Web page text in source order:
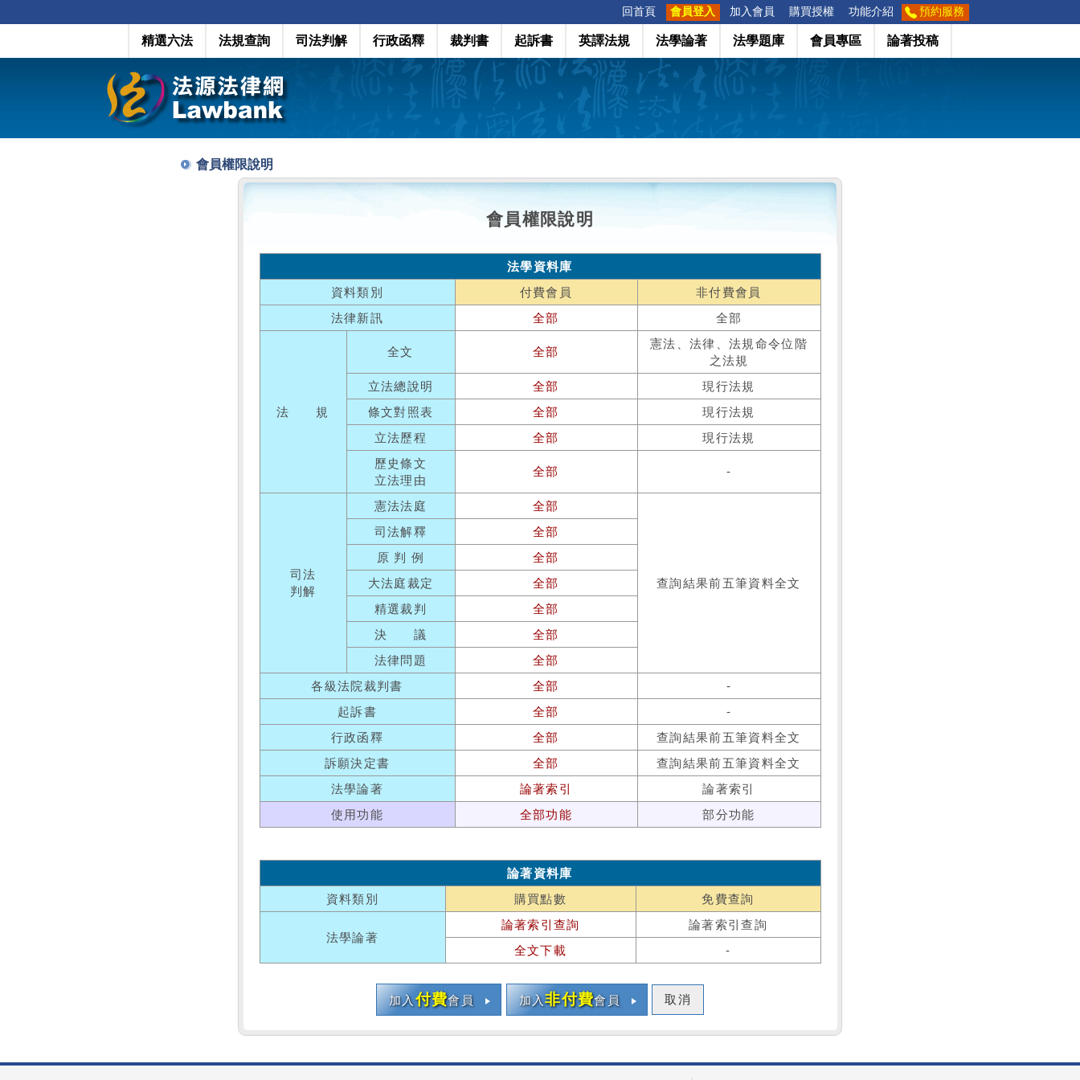
回首頁 會員登入 加入會員 購買授權 功能介紹 預約服務
精選六法 法規查詢 司法判解 行政函釋 裁判書 起訴書 英譯法規 法學論著 法學題庫 會員專區 論著投稿
會員權限說明
會員權限說明
法學資料庫
資料類別
付費會員
非付費會員
法律新訊
全部 全部
法 規
全文 全部
憲法、法律、法規命令位階
之法規
立法總說明
全部
現行法規
條文對照表
全部
現行法規
立法歷程
全部
現行法規
歷史條文
立法理由
全部 -
司法
判解
憲法法庭 全部
查詢結果前五筆資料全文
司法解釋
全部
原 判 例
全部
大法庭裁定
全部
精選裁判
全部
決 議
全部
法律問題
全部
各級法院裁判書
全部
-
起訴書
全部
-
行政函釋
全部
查詢結果前五筆資料全文
訴願決定書
全部
查詢結果前五筆資料全文
法學論著
論著索引
論著索引
使用功能
全部功能 部分功能
論著資料庫
資料類別
購買點數 免費查詢
法學論著
論著索引查詢
論著索引查詢
全文下載
-
加入付費會員 加入非付費會員 取消